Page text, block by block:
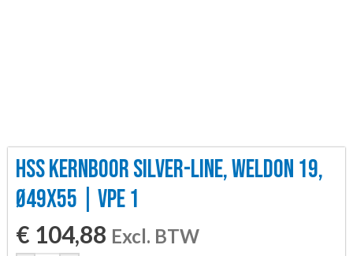
HSS KERNBOOR SILVER-LINE, WELDON 19,
Ø49X55 | VPE 1
€ 104,88 Excl. BTW